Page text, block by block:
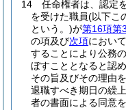
14
任命権者は、認定
を受けた職員(以下こ
という。)が第16項第
の項及び次項におい
することにより公務
ぼすこととなると認
その旨及びその理由
退職すべき期日の繰
者の書面による同意